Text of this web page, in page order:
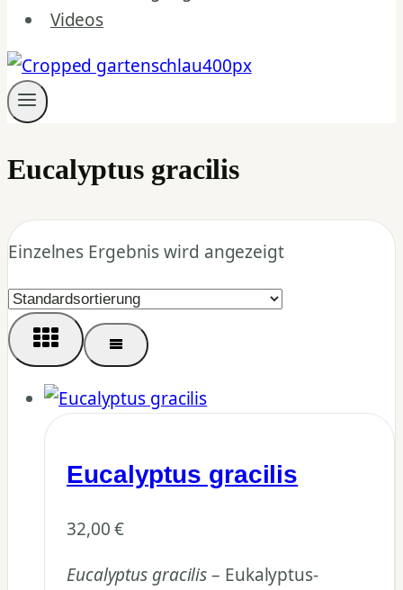
Videos
Eucalyptus gracilis
Einzelnes Ergebnis wird angezeigt
Eucalyptus gracilis
32,00€
Eucalyptus gracilis– Eukalyptus-